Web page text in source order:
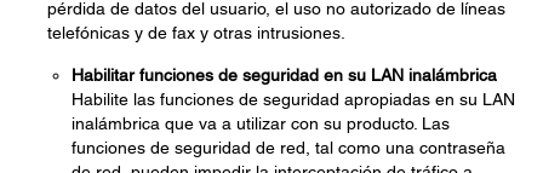
pérdida de datos del usuario, el uso no autorizado de líneas
telefónicas y de fax y otras intrusiones.
Habilitar funciones de seguridad en su LAN inalámbrica
Habilite las funciones de seguridad apropiadas en su LAN
inalámbrica que va a utilizar con su producto. Las
funciones de seguridad de red, tal como una contraseña